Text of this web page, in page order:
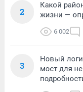
2
Какой
жизни —
6 002
3
Новый
мост для